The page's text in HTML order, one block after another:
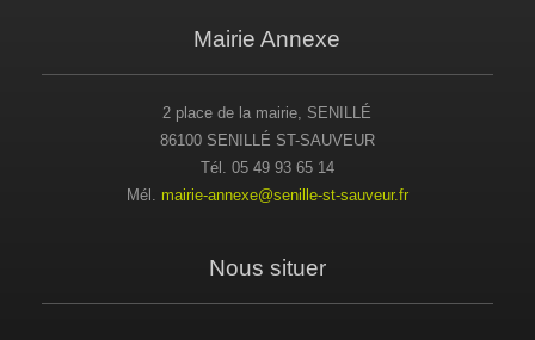
Mairie Annexe
2 place de la mairie, SENILLÉ
86100 SENILLÉ ST-SAUVEUR
Tél. 05 49 93 65 14
Mél. mairie-annexe@senille-st-sauveur.fr
Nous situer